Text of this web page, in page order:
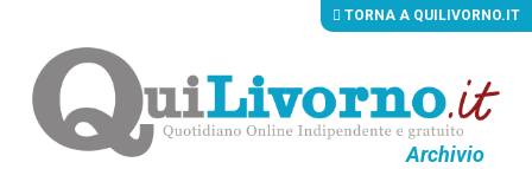
Archivio
TORNA A QUILIVORNO.IT